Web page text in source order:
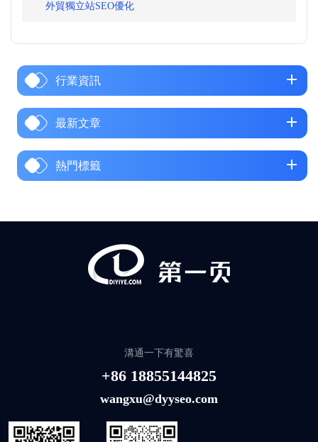
外貿獨立站SEO優化
行業資訊
最新文章
熱門標籤
溝通一下有驚喜
+86 18855144825
wangxu@dyyseo.com